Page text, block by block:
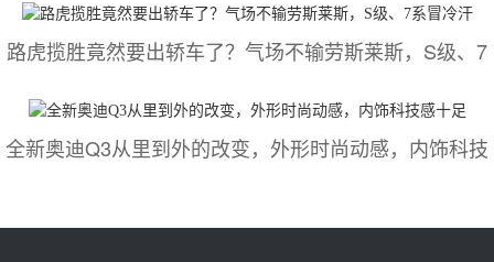
路虎揽胜竟然要出轿车了？气场不输劳斯莱斯，S级、7
全新奥迪Q3从里到外的改变，外形时尚动感，内饰科技